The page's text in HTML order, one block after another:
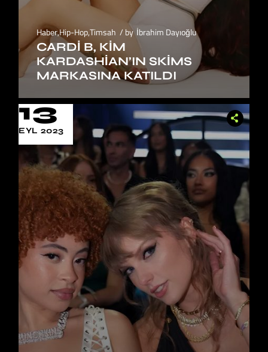
Haber,Hip-Hop,Timsah by İbrahim Dayıoğlu
CARDI B, KIM
KARDASHIAN’IN SKIMS
MARKASINA KATILDI
13
EYL 2023